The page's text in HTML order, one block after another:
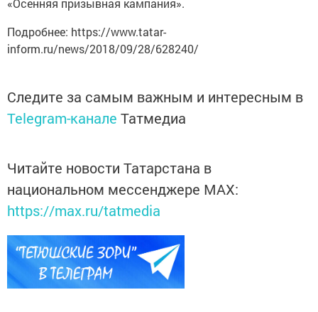
«Осенняя призывная кампания».
Подробнее: https://www.tatar-
inform.ru/news/2018/09/28/628240/
Следите за самым важным и интересным в
Telegram-канале Татмедиа
Читайте новости Татарстана в
национальном мессенджере MАХ:
https://max.ru/tatmedia